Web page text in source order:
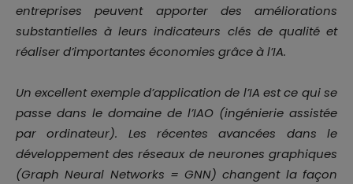
entreprises peuvent apporter des améliorations
substantielles à leurs indicateurs clés de qualité et
réaliser d’importantes économies grâce à l’IA.
Un excellent exemple d’application de l’IA est ce qui se
passe dans le domaine de l’IAO (ingénierie assistée
par ordinateur). Les récentes avancées dans le
développement des réseaux de neurones graphiques
(Graph Neural Networks = GNN) changent la façon